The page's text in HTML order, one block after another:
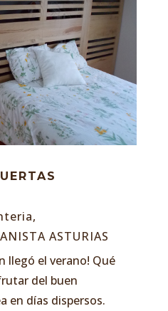
,
ASTURIAS
llegó el verano! Qué
del buen
en días dispersos.